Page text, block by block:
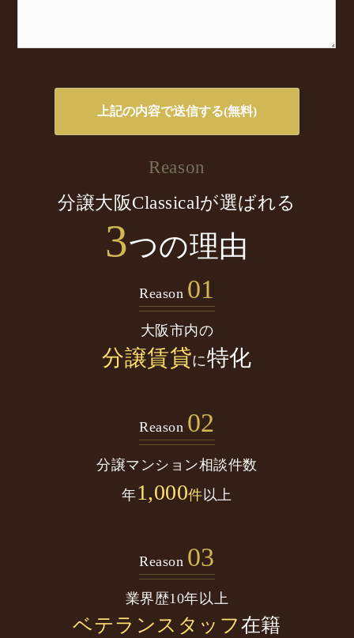
Reason
分譲大阪Classicalが選ばれる
3つの理由
Reason 01
大阪市内の
分譲賃貸に特化
Reason 02
分譲マンション相談件数
年1,000件 以上
Reason 03
業界歴10年以上
ベテランスタッフ在籍